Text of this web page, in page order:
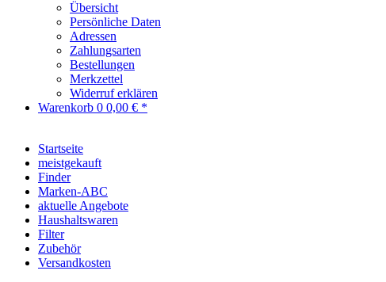
Übersicht
Persönliche Daten
Adressen
Zahlungsarten
Bestellungen
Merkzettel
Widerruf erklären
Warenkorb 0 0,00 € *
Startseite
meistgekauft
Finder
Marken-ABC
aktuelle Angebote
Haushaltswaren
Filter
Zubehör
Versandkosten